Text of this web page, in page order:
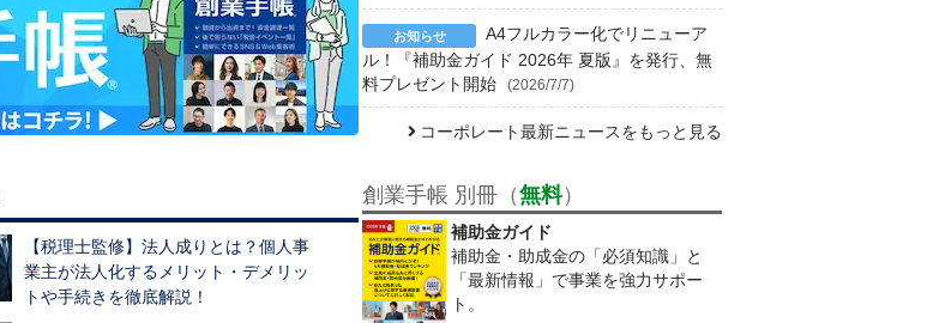
【税理士監修】法人成りとは？個人事
業主が法人化するメリット・デメリッ
トや手続きを徹底解説！
A4フルカラー化でリニューア
ル！『補助金ガイド 2026年 夏版』を発行、無
料プレゼント開始
(2026/7/7)
コーポレート最新ニュースをもっと見る
創業手帳 別冊（無料）
補助金ガイド
補助金・助成金の「必須知識」と
「最新情報」で事業を強力サポー
ト。